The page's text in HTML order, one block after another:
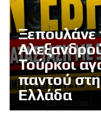
Ξεπουλάνε
Τούρκοι
παντού
Ελλάδα